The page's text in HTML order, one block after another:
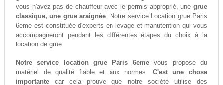
vous n'avez pas de chauffeur avec le permis approprié, unegrue
classique, une grue araignée. Notre service Location grue Paris
6eme est constituée d'experts en levage et manutention qui vous
accompagneront pendant les différentes étapes du choix à la
location de grue.
Notre service location grue Paris 6emevous propose du
matériel de qualité fiable et aux normes. C'est une chose
importantecar cela prouve que notre société utilise des